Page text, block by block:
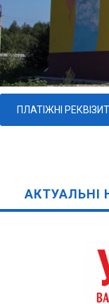
ПЛАТІЖНІ
АКТУАЛЬНІ